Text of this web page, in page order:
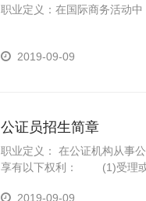
职业定义：在国际商务活动中
2019-09-09
公证员招生简章
职业定义： 在公证机构从事
享有以下权利： (1)受理或
2019-09-09